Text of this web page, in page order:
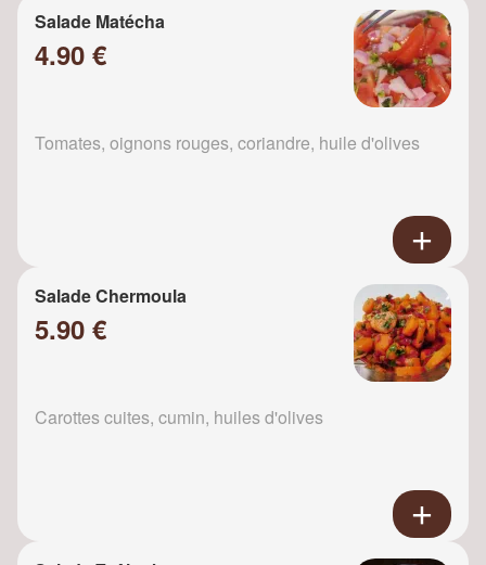
Salade Matécha
4.90 €
Tomates, oignons rouges, coriandre, huile d'olives
Salade Chermoula
5.90 €
Carottes cuites, cumin, huiles d'olives